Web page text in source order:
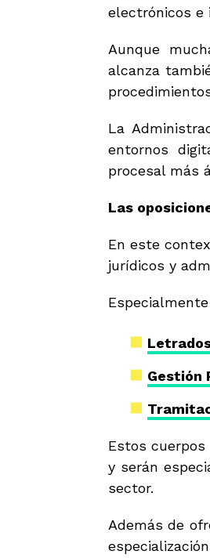
electrónicos e
Aunque
alcanza
La
entornos
procesal más
Las
En este
jurídicos y
Gestión
Estos
y serán
sector.
Además de